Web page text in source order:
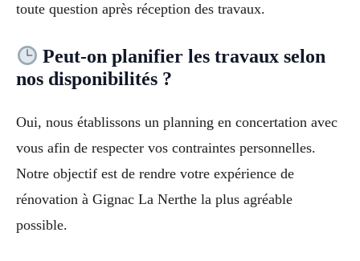
toute question après réception des travaux.
Peut-on planifier les travaux selon
nos disponibilités ?
Oui, nous établissons un planning en concertation avec
vous afin de respecter vos contraintes personnelles.
Notre objectif est de rendre votre expérience de
rénovation à Gignac La Nerthe la plus agréable
possible.